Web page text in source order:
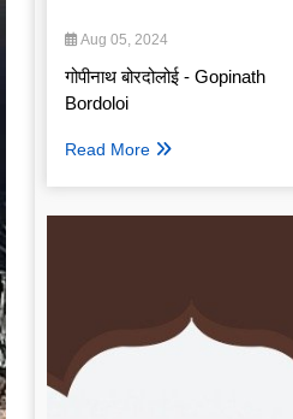
Aug 05, 2024
गोपीनाथ बोरदोलोई - Gopinath
Bordoloi
Read More